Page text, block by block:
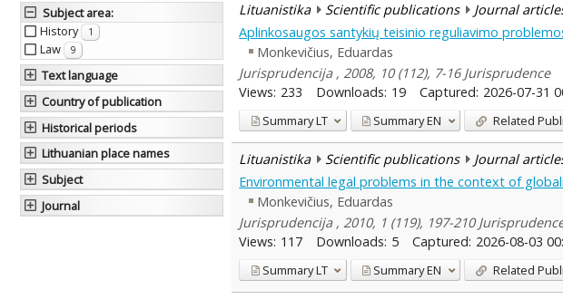
Subject area:
History
1
Law 9
Text language
Country of publication
Historical periods
Lithuanian place names
Subject
Journal
Lituanistika Scientific publications Journal
Aplinkosaugos santykių teisinio reguliavimo
Monkevičius, Eduardas
Jurisprudencija , 2008, 10 (112), 7-16 Jurisprudence
Views: 233 Downloads: 19 Captured: 2026-07-31
SummaryLT SummaryEN Related
Lituanistika Scientific publications Journal
Environmental legal problems in the context of
Monkevičius, Eduardas
Jurisprudencija , 2010, 1 (119), 197-210
Views: 117 Downloads: 5 Captured: 2026-08-03
SummaryLT SummaryEN Related